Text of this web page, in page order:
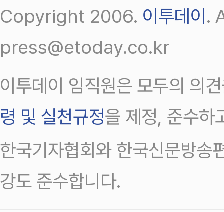
Copyright 2006. 이투데이 .
press@etoday.co.kr
이투데이 임직원은 모두의 의
령 및 실천규정을 제정, 준수하
한국기자협회와 한국신문방송
강도 준수합니다.